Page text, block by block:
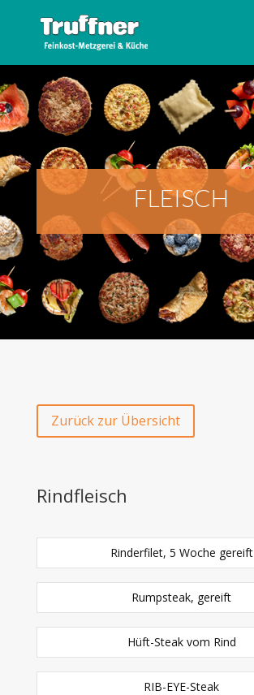
FLEISCH
Zurück zur Übersicht
Rindfleisch
Rinderfilet, 5 Woche gereift
Rumpsteak, gereift
Hüft-Steak vom Rind
RIB-EYE-Steak